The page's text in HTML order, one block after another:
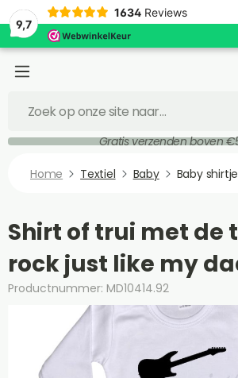
9,7
1634 Reviews
Gratis verzenden boven
Home Textiel Baby Baby
Shirt of trui met de
rock just like my
Productnummer: MD10414.92